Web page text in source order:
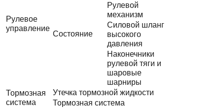
Рулевое
управление
Состояние
Рулевой
механизм
Силовой шланг
высокого
давления
Наконечники
рулевой тяги и
шаровые
шарниры
Тормозная
система
Утечка тормозной жидкости
Тормозная система